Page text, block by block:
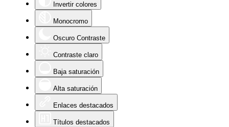
Invertir colores
Monocromo
Oscuro Contraste
Contraste claro
Baja saturación
Alta saturación
Enlaces destacados
Títulos destacados